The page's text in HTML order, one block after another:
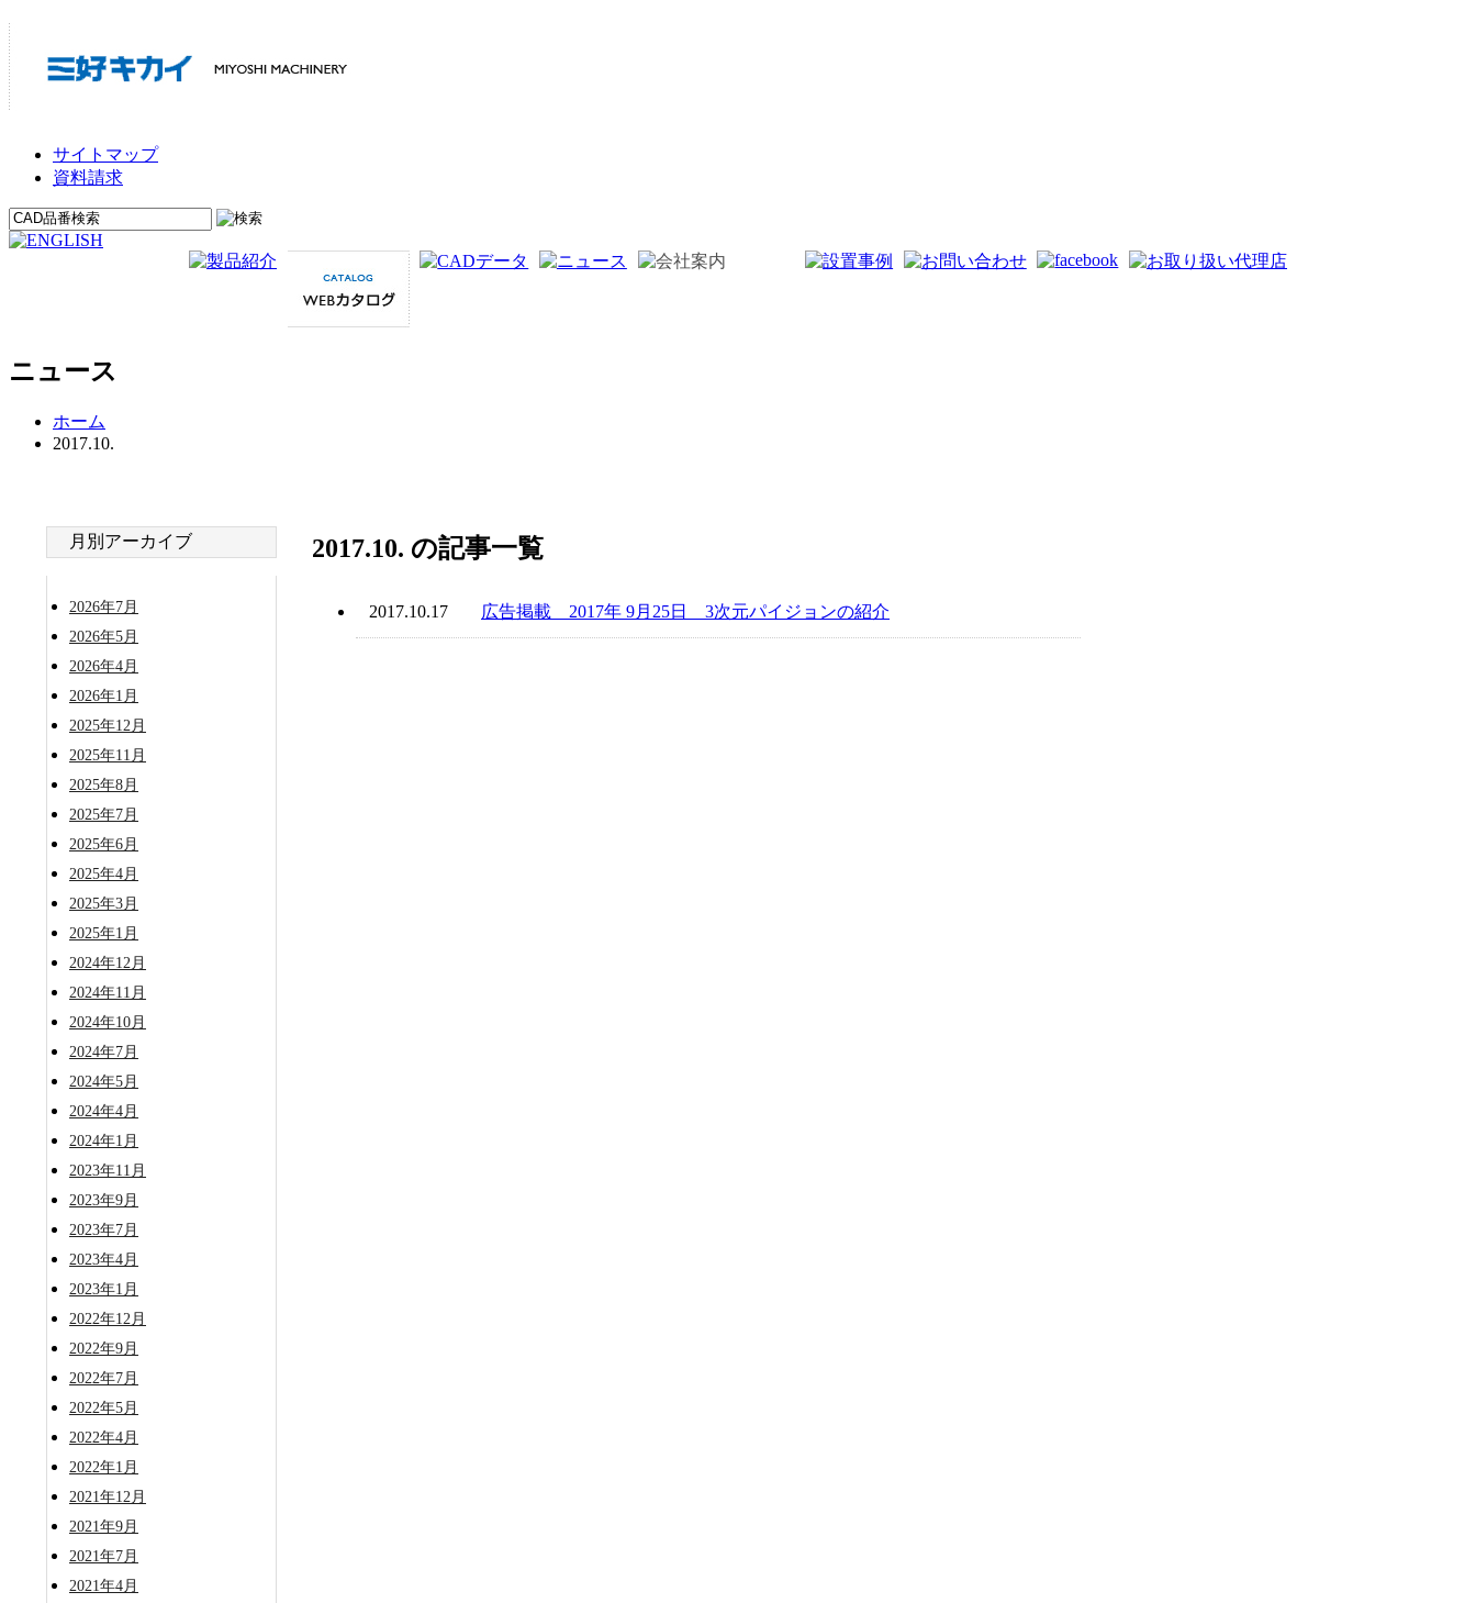
サイトマップ
資料請求
ニュース
ホーム
2017.10.
2017.10. の記事一覧
2017.10.17 広告掲載 2017年 9月25日 3次元パイジョンの紹介
月別アーカイブ
2026年7月
2026年5月
2026年4月
2026年1月
2025年12月
2025年11月
2025年8月
2025年7月
2025年6月
2025年4月
2025年3月
2025年1月
2024年12月
2024年11月
2024年10月
2024年7月
2024年5月
2024年4月
2024年1月
2023年11月
2023年9月
2023年7月
2023年4月
2023年1月
2022年12月
2022年9月
2022年7月
2022年5月
2022年4月
2022年1月
2021年12月
2021年9月
2021年7月
2021年4月